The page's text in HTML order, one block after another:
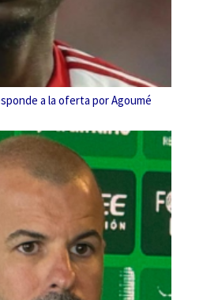
a la oferta por Agoumé